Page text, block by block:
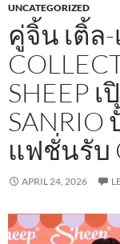
UNCATEGORIZED
คู่จิ้น เติ้ล
SHEEP
SANRIO
แฟชั่นรับ
APRIL 24, 2026